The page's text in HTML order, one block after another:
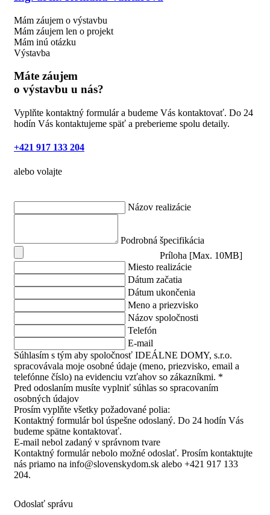
Mám záujem o výstavbu
Mám záujem len o projekt
Mám inú otázku
Názov realizácie
Podrobná špecifikácia
Príloha [Max. 10MB]
Miesto realizácie
Dátum začatia
Dátum ukončenia
Meno a priezvisko
Názov spoločnosti
Telefón
E-mail
Súhlasím s tým aby spoločnosť IDEÁLNE DOMY, s.r.o.
spracovávala moje osobné údaje (meno, priezvisko, email a
telefónne číslo) na evidenciu vzťahov so zákazníkmi. *
Pred odoslaním musíte vyplniť súhlas so spracovaním
osobných údajov
Prosím vyplňte všetky požadované polia:
Kontaktný formulár bol úspešne odoslaný. Do 24 hodín Vás
budeme spätne kontaktovať.
E-mail nebol zadaný v správnom tvare
Kontaktný formulár nebolo možné odoslať. Prosím kontaktujte
nás priamo na info@slovenskydom.sk alebo +421 917 133
204.
Odoslať správu
Výstavba
Máte záujem
o výstavbu u nás?
Vyplňte kontaktný formulár a budeme Vás kontaktovať. Do 24
hodín Vás kontaktujeme späť a preberieme spolu detaily.
+421 917 133 204
alebo volajte